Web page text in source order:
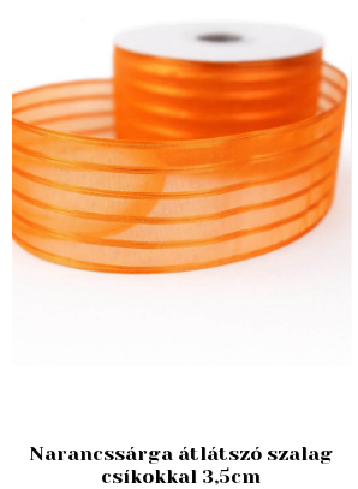
Narancssárga átlátszó szalag
csíkokkal 3,5cm